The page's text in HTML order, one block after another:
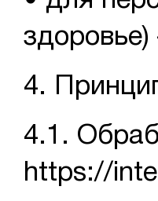
4.
4.1.
https://